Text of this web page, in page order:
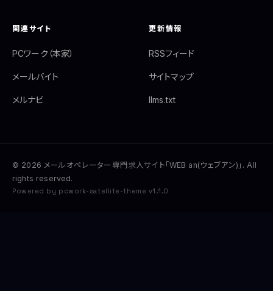
関連サイト
PCワーク（本家）
メールバイト
メルナビ
更新情報
RSSフィード
サイトマップ
llms.txt
© 2026 メールオペレーター専門求人サイト「WEB an(ウェブアン)」. All
rights reserved.
Powered by pcwork-satellite-theme v1.1.0